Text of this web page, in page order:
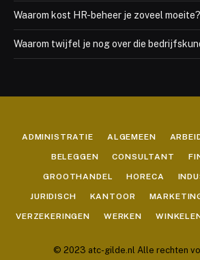
Waarom kost HR-beheer je zoveel moeite?
Waarom twijfel je nog over die
ADMINISTRATIE ALGEMEEN
BELEGGEN CONSULTANT
GROOTHANDEL HORECA
JURIDISCH KANTOOR
VERZEKERINGEN WERKEN
© 2023 atc-gilde.nl Alle rechten